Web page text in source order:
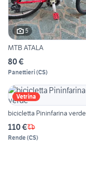
5
MTB ATALA
80 €
Panettieri(CS)
Vetrina
bicicletta Pininfarina verde
110 €
Rende(CS)